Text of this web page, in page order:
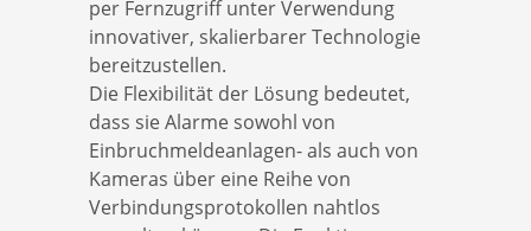
per Fernzugriff unter Verwendung
innovativer, skalierbarer Technologie
bereitzustellen.
Die Flexibilität der Lösung bedeutet,
dass sie Alarme sowohl von
Einbruchmeldeanlagen- als auch von
Kameras über eine Reihe von
Verbindungsprotokollen nahtlos